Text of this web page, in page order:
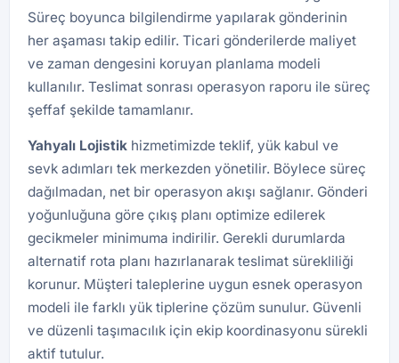
Süreç boyunca bilgilendirme yapılarak gönderinin
her aşaması takip edilir. Ticari gönderilerde maliyet
ve zaman dengesini koruyan planlama modeli
kullanılır. Teslimat sonrası operasyon raporu ile süreç
şeffaf şekilde tamamlanır.
Yahyalı Lojistik hizmetimizde teklif, yük kabul ve
sevk adımları tek merkezden yönetilir. Böylece süreç
dağılmadan, net bir operasyon akışı sağlanır. Gönderi
yoğunluğuna göre çıkış planı optimize edilerek
gecikmeler minimuma indirilir. Gerekli durumlarda
alternatif rota planı hazırlanarak teslimat sürekliliği
korunur. Müşteri taleplerine uygun esnek operasyon
modeli ile farklı yük tiplerine çözüm sunulur. Güvenli
ve düzenli taşımacılık için ekip koordinasyonu sürekli
aktif tutulur.